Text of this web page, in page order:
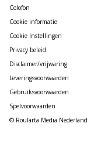
Colofon
Cookie informatie
Cookie Instellingen
Privacy beleid
Disclaimer/vrijwaring
Leveringsvoorwaarden
Gebruiksvoorwaarden
Spelvoorwaarden
© Roularta Media Nederland